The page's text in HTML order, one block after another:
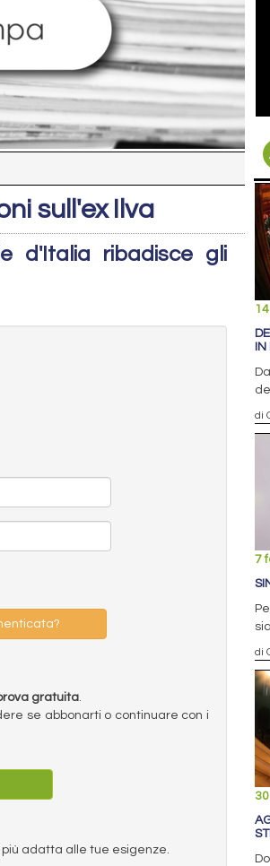
sull'ex Ilva
d'Italia ribadisce gli
gratuita.
se abbonarti o continuare con i
più adatta alle tue esigenze.
di
7
di